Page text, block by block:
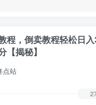
程，倒卖教程轻松日
【揭秘】
点站